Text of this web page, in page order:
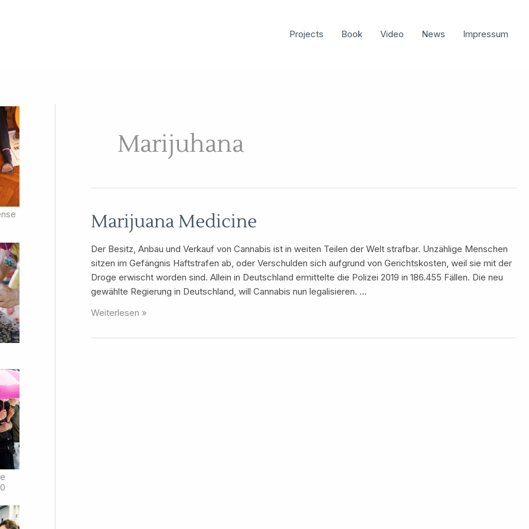
Projects Book Video News Impressum
Marijuhana
Marijuana Medicine
Der Besitz, Anbau und Verkauf von Cannabis ist in weiten Teilen der Welt strafbar. Unzählige Menschen
sitzen im Gefängnis Haftstrafen ab, oder Verschulden sich aufgrund von Gerichtskosten, weil sie mit der
Droge erwischt worden sind. Allein in Deutschland ermittelte die Polizei 2019 in 186.455 Fällen. Die neu
gewählte Regierung in Deutschland, will Cannabis nun legalisieren. …
Marijuana
Weiterlesen »